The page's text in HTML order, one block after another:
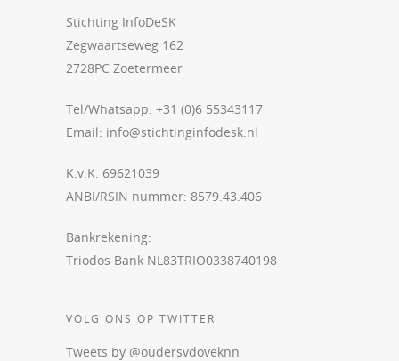
Stichting InfoDeSK
Zegwaartseweg 162
2728PC Zoetermeer
Tel/Whatsapp: +31 (0)6 55343117
Email: info@stichtinginfodesk.nl
K.v.K. 69621039
ANBI/RSIN nummer: 8579.43.406
Bankrekening:
Triodos Bank NL83TRIO0338740198
VOLG ONS OP TWITTER
Tweets by @oudersvdoveknn